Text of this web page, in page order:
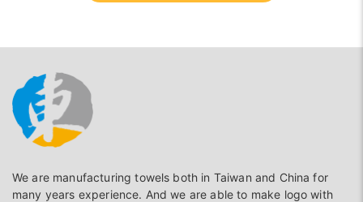
We are manufacturing towels both in Taiwan and China for
many years experience. And we are able to make logo with